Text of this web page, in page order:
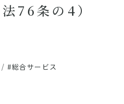
76条の4）
/ #総合サービス